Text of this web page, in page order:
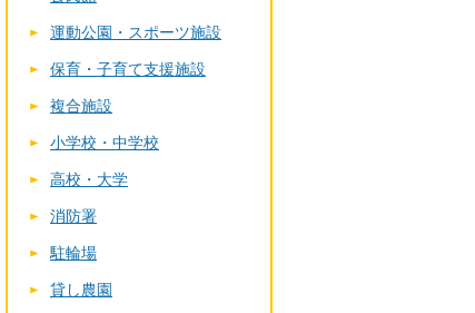
運動公園・スポーツ施設
保育・子育て支援施設
複合施設
小学校・中学校
高校・大学
消防署
駐輪場
貸し農園